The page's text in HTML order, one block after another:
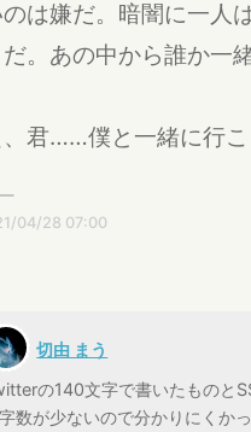
は嫌だ。暗闇に一人は
。あの中から誰か一
君……僕と一緒に行こ
04/28 07:00
切由 まう
の140文字で書いたものと
数が少ないので分かりにくか